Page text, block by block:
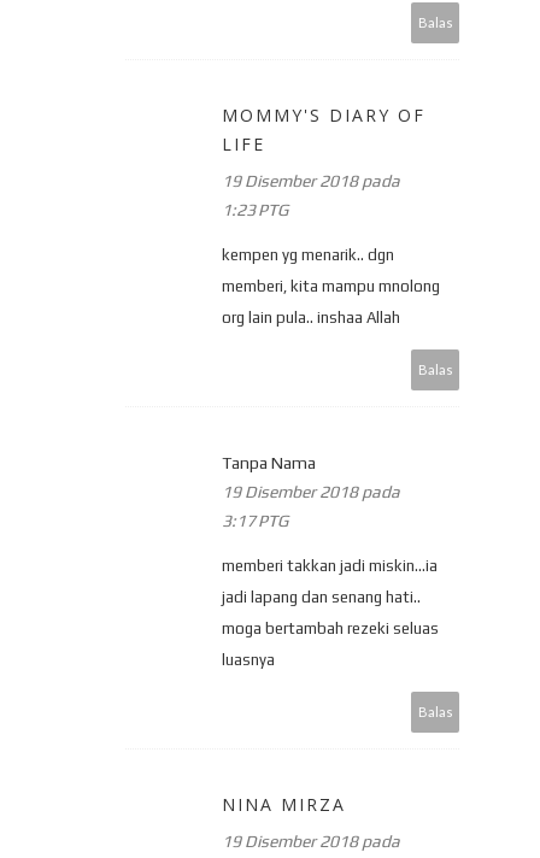
Balas
MOMMY'S DIARY OF
LIFE
19 Disember 2018 pada
1:23 PTG
kempen yg menarik.. dgn
memberi, kita mampu mnolong
org lain pula.. inshaa Allah
Balas
Tanpa Nama
19 Disember 2018 pada
3:17 PTG
memberi takkan jadi miskin...ia
jadi lapang dan senang hati..
moga bertambah rezeki seluas
luasnya
Balas
NINA MIRZA
19 Disember 2018 pada